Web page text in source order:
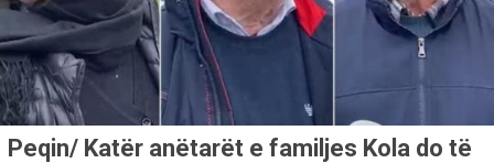
Peqin/ Katër anëtarët e familjes Kola do të